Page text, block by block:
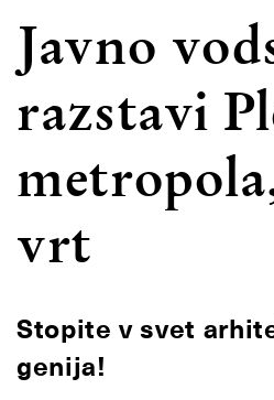
Javno
razstavi
vrt
Stopite v svet
genija!